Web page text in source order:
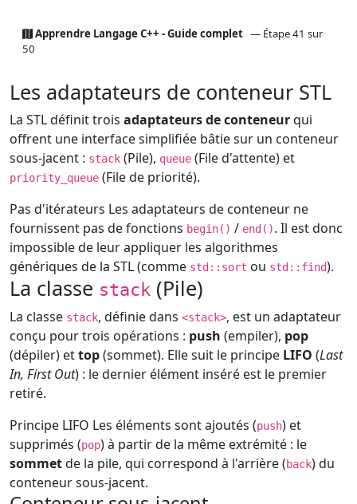
Apprendre Langage C++ - Guide complet — Étape 41 sur
50
Les adaptateurs de conteneur STL
La STL définit trois adaptateurs de conteneurqui
offrent une interface simplifiée bâtie sur un conteneur
sous-jacent : stack (Pile), queue (File d'attente) et
priority_queue (File de priorité).
Pas d'itérateurs Les adaptateurs de conteneur ne
fournissent pas de fonctions begin() / end(). Il est donc
impossible de leur appliquer les algorithmes
génériques de la STL (comme std::sort ou std::find).
La classe stack (Pile)
La classe stack, définie dans <stack>, est un adaptateur
conçu pour trois opérations : push (empiler), pop
(dépiler) ettop(sommet). Elle suit le principe LIFO (Last
In, First Out) : le dernier élément inséré est le premier
retiré.
Principe LIFO Les éléments sont ajoutés (push) et
supprimés (pop) à partir de la même extrémité : le
sommetde la pile, qui correspond à l'arrière (back) du
conteneur sous-jacent.